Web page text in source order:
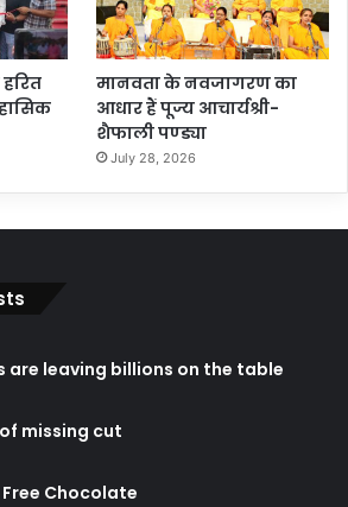
मानवता के नवजागरण का
आधार हैं पूज्य आचार्यश्री-
शैफाली पण्ड्या
July 28, 2026
are leaving billions on the table
missing cut
Chocolate